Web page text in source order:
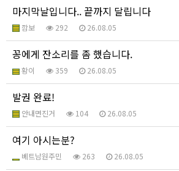
마지막날입니다.. 끝까지 달립니다
깜보 292 26.08.05
꽁에게 잔소리를 좀 했습니다.
황이 359 26.08.05
발권 완료!
안내면진거 104 26.08.05
여기 아시는분?
베트남원주민 263 26.08.05